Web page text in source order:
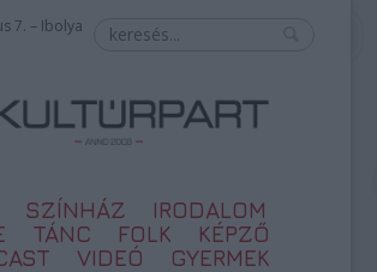
7. – Ibolya
SZÍNHÁZ
IRODALOM
TÁNC FOLK
KÉPZŐ
VIDEÓ GYERMEK